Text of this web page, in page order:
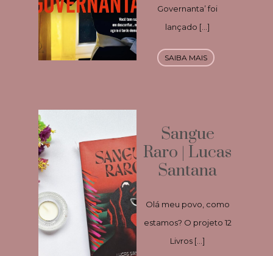
Governanta’ foi
lançado […]
SAIBA MAIS
Sangue
Raro | Lucas
Santana
Olá meu povo, como
estamos? O projeto 12
Livros […]